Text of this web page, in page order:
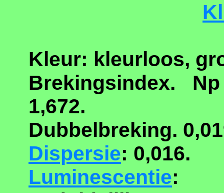
Kleur: kleurloos,
Brekingsindex.
1,672.
Dubbelbreking.
Dispersie: 0,016.
Luminescentie: